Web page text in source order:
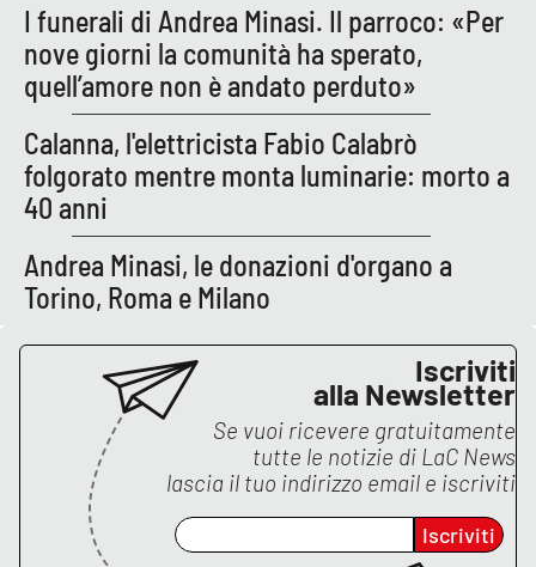
Parchi Marini Calabria
Leggendo Alvaro insieme
Imprese Di Calabria
Le perfidie di Antonella Grippo
Venti di comunicazione
STREAMING
LaC Network
LaC OnAir
I funerali di Andrea Minasi. Il parroco: «Per
nove giorni la comunità ha sperato,
quell’amore non è andato perduto»
Calanna, l'elettricista Fabio Calabrò
folgorato mentre monta luminarie: morto a
40 anni
Andrea Minasi, le donazioni d'organo a
Torino, Roma e Milano
Iscriviti
alla Newsletter
Se vuoi ricevere gratuitamente
tutte le notizie di LaC News
lascia il tuo indirizzo email e iscriviti
Iscriviti